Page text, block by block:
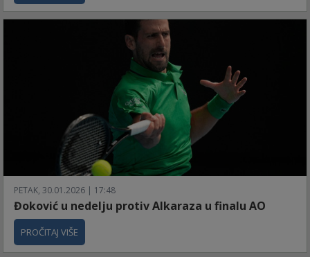
PETAK, 30.01.2026 | 17:48
Đoković u nedelju protiv Alkaraza u finalu AO
PROČITAJ VIŠE